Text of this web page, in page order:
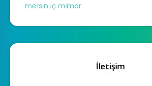
mersin iç mimar
İletişim